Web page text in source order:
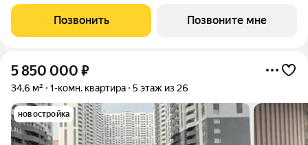
Позвонить Позвоните мне
5 850 000 ₽
34,6 м² 1-комн. квартира 5 этаж из 26
новостройка